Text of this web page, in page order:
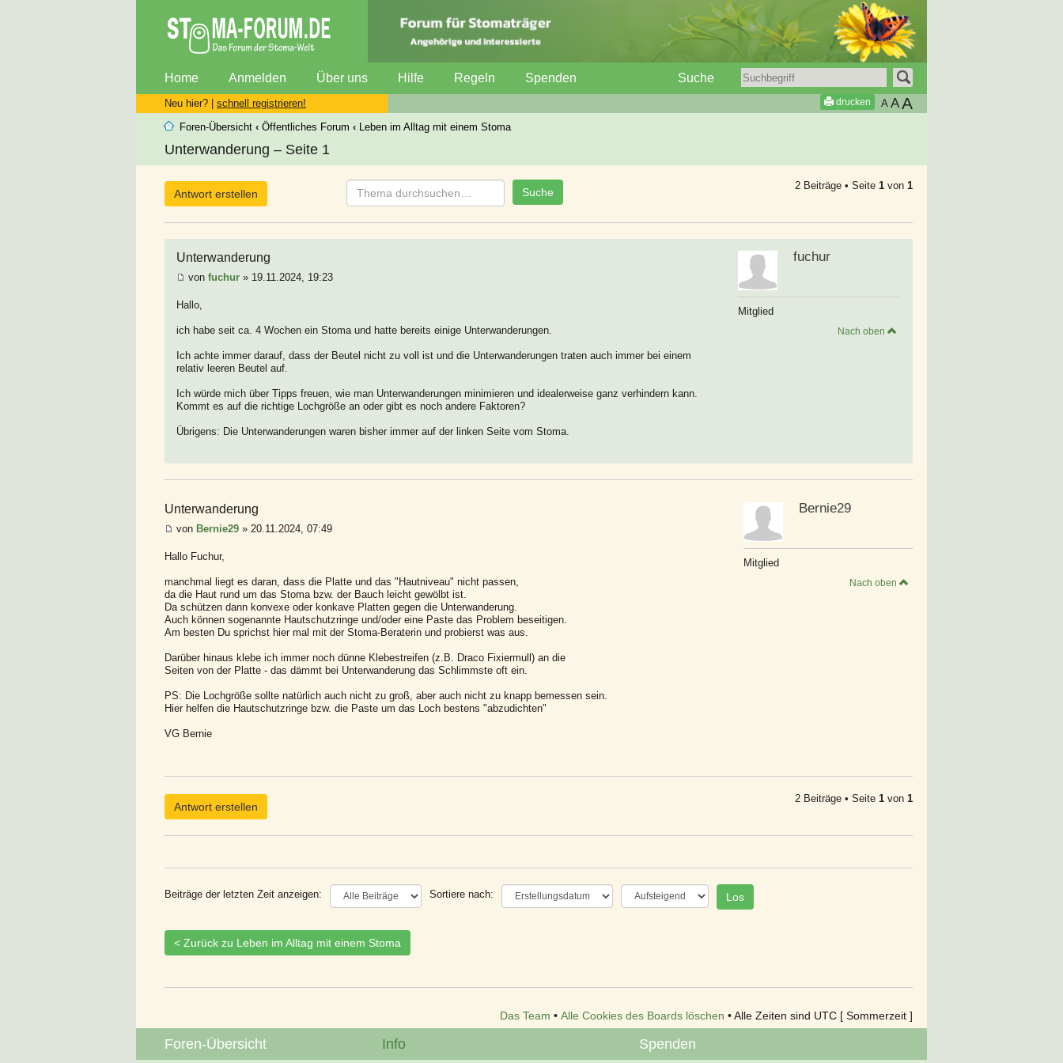
Home Anmelden Über uns Hilfe Regeln Spenden Suche
Neu hier? | schnell registrieren! drucken A AA
Foren-Übersicht ‹ Öffentliches Forum ‹ Leben im Alltag mit einem Stoma
Unterwanderung – Seite 1
Antwort erstellen
2 Beiträge • Seite 1 von 1
Unterwanderung
von fuchur » 19.11.2024, 19:23
Hallo,
ich habe seit ca. 4 Wochen ein Stoma und hatte bereits einige Unterwanderungen.
Ich achte immer darauf, dass der Beutel nicht zu voll ist und die Unterwanderungen traten auch immer bei einem
relativ leeren Beutel auf.
Ich würde mich über Tipps freuen, wie man Unterwanderungen minimieren und idealerweise ganz verhindern kann.
Kommt es auf die richtige Lochgröße an oder gibt es noch andere Faktoren?
Übrigens: Die Unterwanderungen waren bisher immer auf der linken Seite vom Stoma.
fuchur
Mitglied
Nach oben
Unterwanderung
von Bernie29 » 20.11.2024, 07:49
Hallo Fuchur,
manchmal liegt es daran, dass die Platte und das "Hautniveau" nicht passen,
da die Haut rund um das Stoma bzw. der Bauch leicht gewölbt ist.
Da schützen dann konvexe oder konkave Platten gegen die Unterwanderung.
Auch können sogenannte Hautschutzringe und/oder eine Paste das Problem beseitigen.
Am besten Du sprichst hier mal mit der Stoma-Beraterin und probierst was aus.
Darüber hinaus klebe ich immer noch dünne Klebestreifen (z.B. Draco Fixiermull) an die
Seiten von der Platte - das dämmt bei Unterwanderung das Schlimmste oft ein.
PS: Die Lochgröße sollte natürlich auch nicht zu groß, aber auch nicht zu knapp bemessen sein.
Hier helfen die Hautschutzringe bzw. die Paste um das Loch bestens "abzudichten"
VG Bernie
Bernie29
Mitglied
Nach oben
Antwort erstellen
2 Beiträge • Seite 1 von 1
Beiträge der letzten Zeit anzeigen: Sortiere nach:
< Zurück zu Leben im Alltag mit einem Stoma
Das Team • Alle Cookies des Boards löschen • Alle Zeiten sind UTC [ Sommerzeit ]
Foren-Übersicht Info Spenden